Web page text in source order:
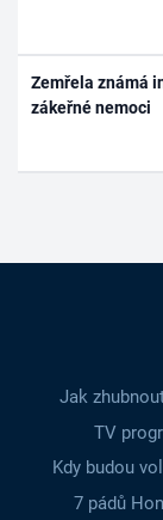
Zemřela známá
zákeřné nemoci
Jak
TV
Kdy budou
7 pádů